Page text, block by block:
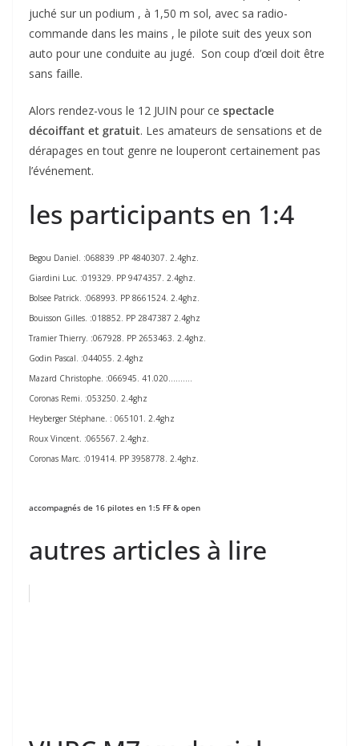
juché sur un podium , à 1,50 m sol, avec sa radio-
commande dans les mains , le pilote suit des yeux son
auto pour une conduite au jugé. Son coup d’œil doit être
sans faille.
Alors rendez-vous le 12 JUIN pour ce spectacle
décoiffant et gratuit. Les amateurs de sensations et de
dérapages en tout genre ne louperont certainement pas
l’événement.
les participants en 1:4
Begou Daniel. :068839 .PP 4840307. 2.4ghz.
Giardini Luc. :019329. PP 9474357. 2.4ghz.
Bolsee Patrick. :068993. PP 8661524. 2.4ghz.
Bouisson Gilles. :018852. PP 2847387 2.4ghz
Tramier Thierry. :067928. PP 2653463. 2.4ghz.
Godin Pascal. :044055. 2.4ghz
Mazard Christophe. :066945. 41.020……….
Coronas Remi. :053250. 2.4ghz
Heyberger Stéphane. : 065101. 2.4ghz
Roux Vincent. :065567. 2.4ghz.
Coronas Marc. :019414. PP 3958778. 2.4ghz.
accompagnés de 16 pilotes en 1:5 FF & open
autres articles à lire